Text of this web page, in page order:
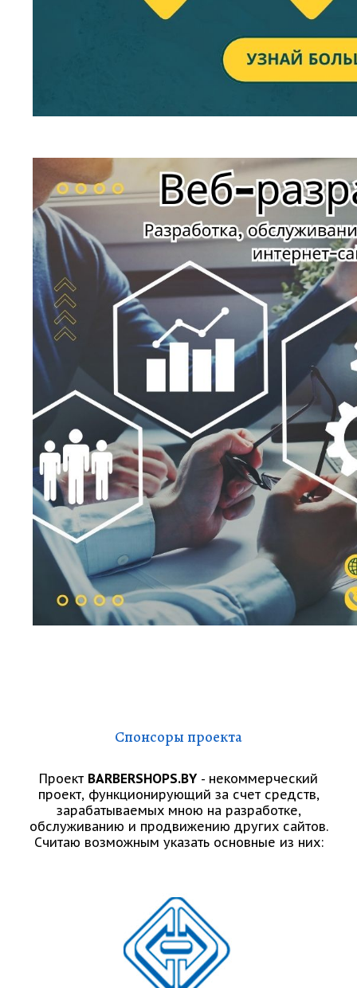
Спонсоры проекта
Проект BARBERSHOPS.BY - некоммерческий
проект, функционирующий за счет средств,
зарабатываемых мною на разработке,
обслуживанию и продвижению других сайтов.
Считаю возможным указать основные из них: